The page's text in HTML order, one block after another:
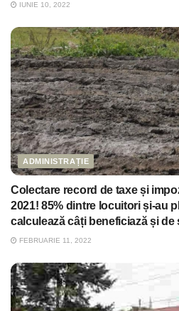
IUNIE 10, 2022
ADMINISTRAȚIE
Colectare record de taxe și
2021! 85% dintre locuitori și-au
calculează câți beneficiază și
FEBRUARIE 11, 2022